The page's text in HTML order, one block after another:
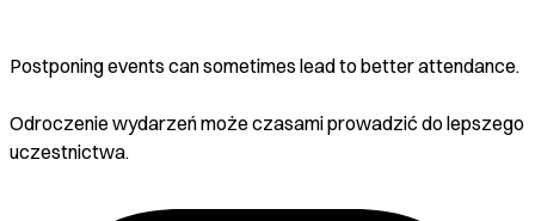
Postponing events can sometimes lead to better attendance.
Odroczenie wydarzeń może czasami prowadzić do lepszego
uczestnictwa.